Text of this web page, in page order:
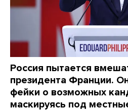
Россия пытается
президента Франции.
фейки о возможных
маскируясь под